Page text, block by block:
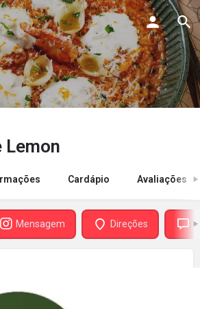
Lemon
Cardápio Avaliações
Mensagem Direções